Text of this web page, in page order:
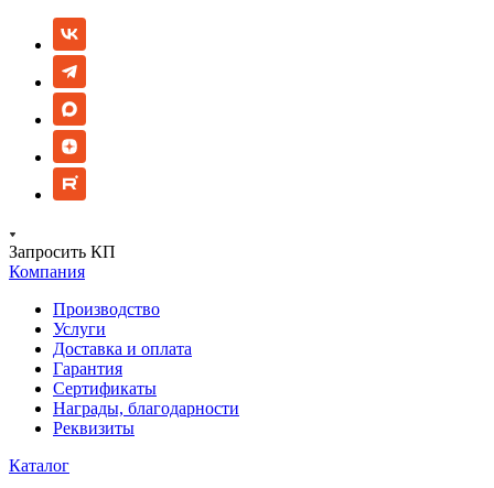
Запросить КП
Компания
Производство
Услуги
Доставка и оплата
Гарантия
Сертификаты
Награды, благодарности
Реквизиты
Каталог